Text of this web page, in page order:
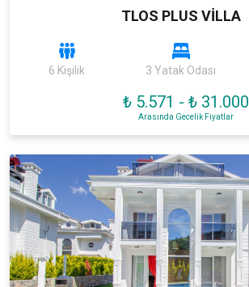
TLOS PLUS VİLLA
6 Kişilik 3 Yatak Odası
₺ 5.571 - ₺ 31.000
Arasında Gecelik Fiyatlar